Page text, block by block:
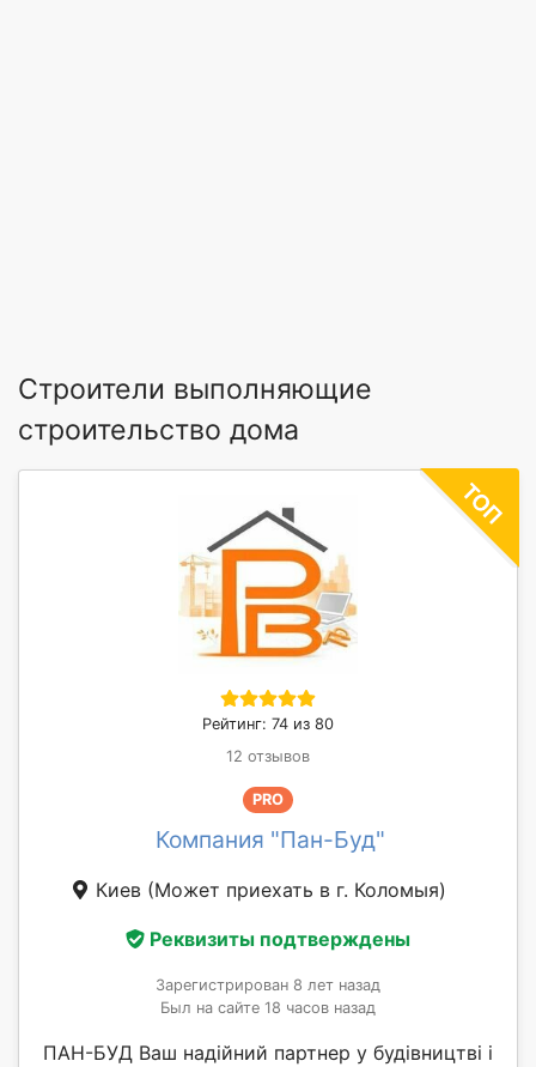
Строители выполняющие
строительство дома
Рейтинг: 74 из 80
12 отзывов
PRO
Компания "Пан-Буд"
Киев (Может приехать в г. Коломыя)
Реквизиты подтверждены
Зарегистрирован 8 лет назад
Был на сайте 18 часов назад
ПАН-БУД Ваш надійний партнер у будівництві і